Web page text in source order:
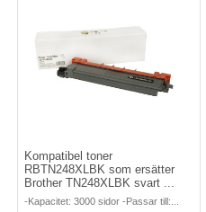
Kompatibel toner
RBTN248XLBK som ersätter
Brother TN248XLBK svart ...
-Kapacitet: 3000 sidor -Passar till:...